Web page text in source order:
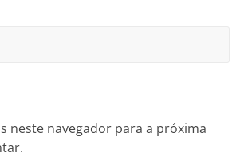
neste navegador para a próxima